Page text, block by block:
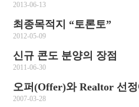
2013-06-13
최종목적지 “토론토”
2012-05-09
신규 콘도 분양의 장점
2011-06-30
오퍼(Offer)와 Realtor 선정
2007-03-28